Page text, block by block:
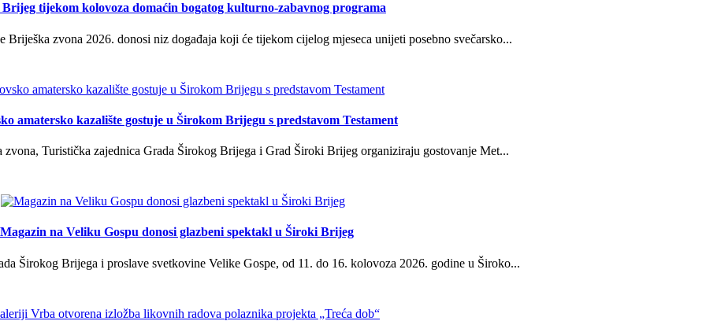
tijekom kolovoza domaćin bogatog kulturno-zabavnog programa
Briješka zvona 2026. donosi niz događaja koji će tijekom cijelog mjeseca unijeti posebno svečarsko...
amatersko kazalište gostuje u Širokom Brijegu s predstavom Testament
Turistička zajednica Grada Širokog Brijega i Grad Široki Brijeg organiziraju gostovanje Met...
Magazin na Veliku Gospu donosi glazbeni spektakl u Široki Brijeg
Širokog Brijega i proslave svetkovine Velike Gospe, od 11. do 16. kolovoza 2026. godine u Široko...